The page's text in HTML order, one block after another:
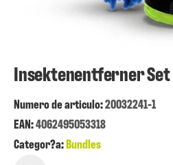
Insektenentferner Set
Numero de articulo:20032241-1
EAN:4062495053318
Categor?a:Bundles